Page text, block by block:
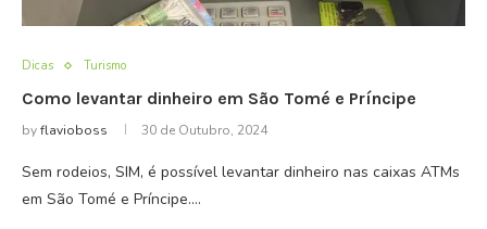
Dicas Turismo
Como levantar dinheiro em São Tomé e Príncipe
byflavioboss 30 de Outubro, 2024
Sem rodeios, SIM, é possível levantar dinheiro nas caixas ATMs
em São Tomé e Príncipe.…